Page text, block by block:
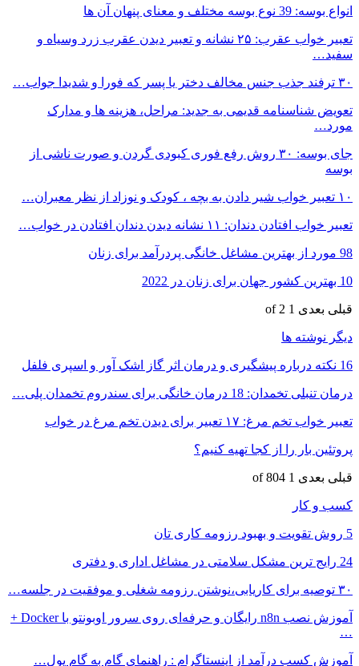
انواع بوسه: 39 نوع بوسه مختلف و معنای پنهان آن ها
تعبیر خواب عقرب: ۲۵ نشانه و تعبیر دیدن عقرب زرد وسیاه و
سفید…
۳۰ ترفند جذب جنس مخالف دختر یا پسر که فورا و شدیدا جواب…
تعویض شناسنامه قدیمی به جدید: مراحل، هزینه ها و مدارک
مورد…
جای بوسه: ۳۰ روش رفع فوری کبودی گردن و صورت ناشی از
بوسه
۱۰ تعبیر خواب شیر دادن به بچه ، کودک و نوزاد از نظر معبران…
تعبیر خواب افتادن دندان: ۱۱ نشانه دیدن دندان افتادن در خواب…
98 مورد از بهترین مشاغل خانگی پردرآمد برای زنان
10 بهترین کشور جهان برای زنان در 2022
قبلی بعدی 1 of 2
دیگر نوشته ها
16 نکته درباره پیشگیری و درمان اثر گاز اشک آور و اسپری فلفل
درمان تنبلی تخمدان: 18 درمان خانگی برای سندروم تخمدان پلی…
تعبیر خواب تخم مرغ: ۱۷ تعبیر برای دیدن تخم مرغ در خواب
پروتئین بار را از کجا تهیه کنیم؟
قبلی بعدی 1 of 804
کسب و کار
5 روش تقویت و بهبود رزومه کاری تان
24 رایج ترین مشکل سلامتی در مشاغل اداری و دفتری
۳۰ توصیه برای کاریابی،نوشتن رزومه شغلی و موفقیت در جلسه…
آموزش نصب n8n رایگان و حرفه‌ای روی سرور اوبونتو با Docker +
…
آموزش کسب درآمد از اینستاگرام : راهنمای گام به گام پول…